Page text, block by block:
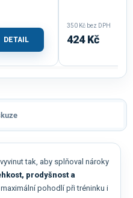
DETAIL
350 Kč bez DPH
424 Kč
tak, aby splňoval nároky
prodyšnost a
pohodlí při tréninku i